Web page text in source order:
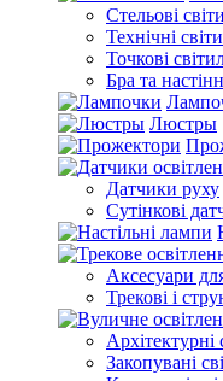
Стельові
Технічні
Точкові
Бра та
Люстры
Датчики руху
Сутінкові
Аксесуари
Трекові і
Архітектурні
Закопувані